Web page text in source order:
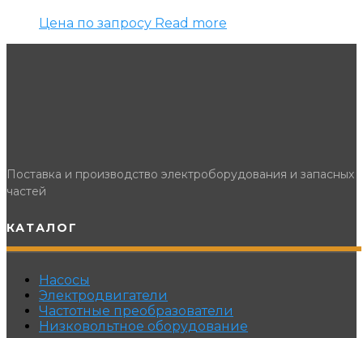
Цена по запросу Read more
Поставка и производство электроборудования и запасных
частей
КАТАЛОГ
Насосы
Электродвигатели
Частотные преобразователи
Низковольтное оборудование